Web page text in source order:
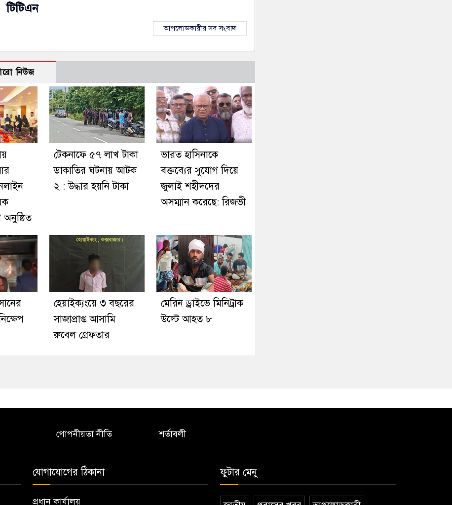
টিটিএন
আপলোডকারীর সব সংবাদ
নিউজ
অনুষ্ঠিত
টেকনাফে ৫৭ লাখ টাকা
ডাকাতির ঘটনায় আটক
২ : উদ্ধার হয়নি টাকা
ভারত হাসিনাকে
বক্তব্যের সুযোগ দিয়ে
জুলাই শহীদদের
অসম্মান করেছে: রিজভী
হেয়াইক্যংয়ে ৩ বছরের
সাজাপ্রাপ্ত আসামি
রুবেল গ্রেফতার
মেরিন ড্রাইভে মিনিট্রাক
উল্টে আহত ৮
গোপনীয়তা নীতি শর্তাবলী
যোগাযোগের ঠিকানা
প্রধান কার্যালয়
ফুটার মেনু